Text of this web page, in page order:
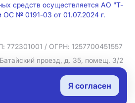
средств осуществляется АО "Т-
ОС № 0191-03 от 01.07.2024 г.
772301001 / ОГРН: 1257700451557
проезд, д. 35, помещ. 3/2
персональных данных
рассылку
Я согласен